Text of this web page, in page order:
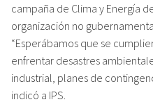
campaña de Clima y Energía
organización no
“Esperábamos que se
enfrentar desastres
industrial, planes de
indicó a IPS.